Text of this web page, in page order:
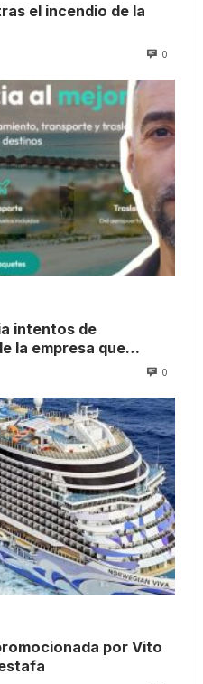
el incendio de la
0
intentos de
la empresa que
0
por Vito